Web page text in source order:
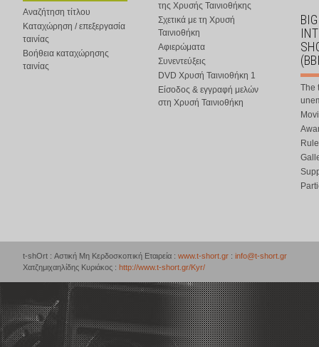
Αναζήτηση τίτλου
Καταχώρηση / επεξεργασία
ταινίας
Βοήθεια καταχώρησης
ταινίας
της Χρυσής Ταινιοθήκης
Σχετικά με τη Χρυσή
Ταινιοθήκη
Αφιερώματα
Συνεντεύξεις
DVD Χρυσή Ταινιοθήκη 1
Είσοδος & εγγραφή μελών
στη Χρυσή Ταινιοθήκη
The
t-shOrt : Αστική Μη Κερδοσκοπική Εταιρεία : www.t-short.gr : info@t-short.gr
Χατζημιχαηλίδης Κυριάκος : http://www.t-short.gr/Kyr/